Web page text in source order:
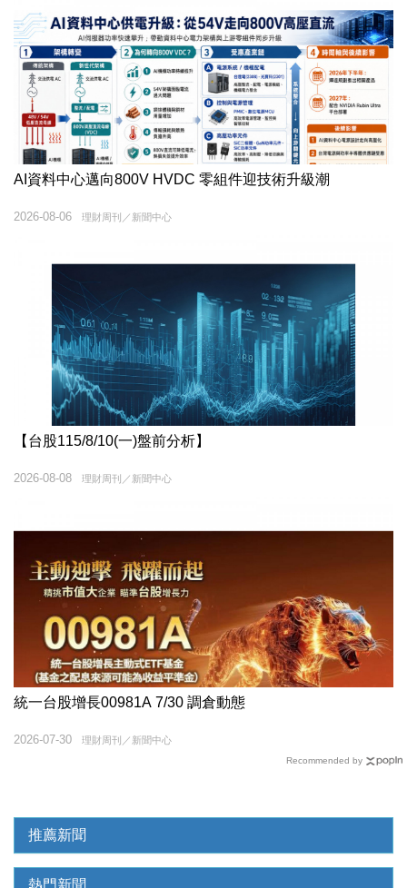
AI資料中心邁向800V HVDC 零組件迎技術升級潮
理財周刊／新聞中心
2026-08-06
【台股115/8/10(一)盤前分析】
理財周刊／新聞中心
2026-08-08
統一台股增長00981A 7/30 調倉動態
理財周刊／新聞中心
2026-07-30
Recommended by
推薦新聞
熱門新聞